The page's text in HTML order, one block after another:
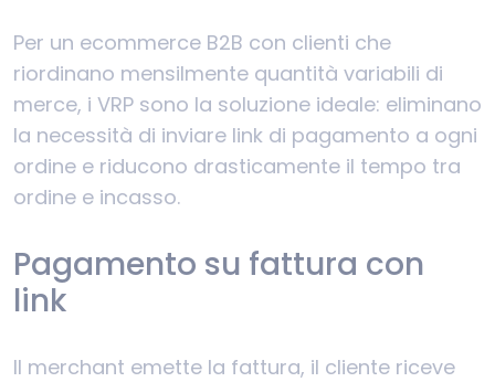
Per un ecommerce B2B con clienti che
riordinano mensilmente quantità variabili di
merce, i VRP sono la soluzione ideale: eliminano
la necessità di inviare link di pagamento a ogni
ordine e riducono drasticamente il tempo tra
ordine e incasso.
Pagamento su fattura con
link
Il merchant emette la fattura, il cliente riceve